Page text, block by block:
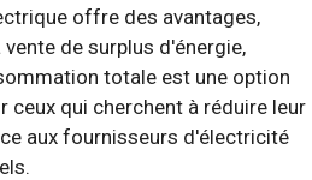
offre des avantages,
de surplus d'énergie,
totale est une option
ceux qui cherchent à réduire leur
aux fournisseurs d'électricité